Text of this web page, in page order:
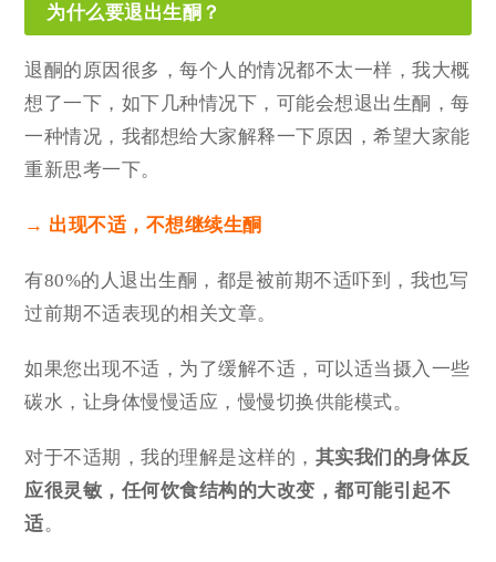
为什么要退出生酮？
退酮的原因很多，每个人的情况都不太一样，我大概
想了一下，如下几种情况下，可能会想退出生酮，每
一种情况，我都想给大家解释一下原因，希望大家能
重新思考一下。
→ 出现不适，不想继续生酮
有80%的人退出生酮，都是被前期不适吓到，我也写
过前期不适表现的相关文章。
如果您出现不适，为了缓解不适，可以适当摄入一些
碳水，让身体慢慢适应，慢慢切换供能模式。
对于不适期，我的理解是这样的， 其实我们的身体反
应很灵敏，任何饮食结构的大改变，都可能引起不
适。